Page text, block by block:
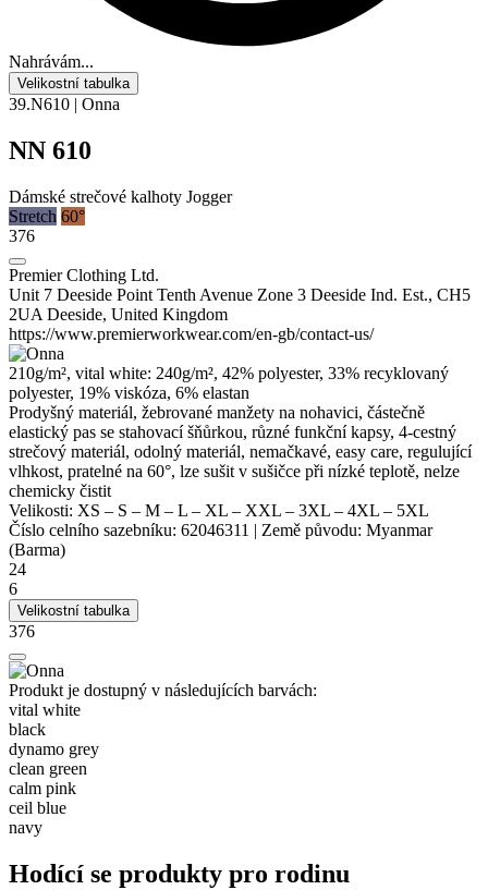
Nahrávám...
Velikostní tabulka
39.N610 | Onna
NN 610
Dámské strečové kalhoty Jogger
Stretch 60°
376
Premier Clothing Ltd.
Unit 7 Deeside Point Tenth Avenue Zone 3 Deeside Ind. Est., CH5
2UA Deeside, United Kingdom
https://www.premierworkwear.com/en-gb/contact-us/
210g/m², vital white: 240g/m², 42% polyester, 33% recyklovaný
polyester, 19% viskóza, 6% elastan
Prodyšný materiál, žebrované manžety na nohavici, částečně
elastický pas se stahovací šňůrkou, různé funkční kapsy, 4-cestný
strečový materiál, odolný materiál, nemačkavé, easy care, regulující
vlhkost, pratelné na 60°, lze sušit v sušičce při nízké teplotě, nelze
chemicky čistit
Velikosti: XS – S – M – L – XL – XXL – 3XL – 4XL – 5XL
Číslo celního sazebníku: 62046311 | Země původu: Myanmar
(Barma)
24
6
Velikostní tabulka
376
Produkt je dostupný v následujících barvách:
vital white
black
dynamo grey
clean green
calm pink
ceil blue
navy
Hodící se produkty pro rodinu